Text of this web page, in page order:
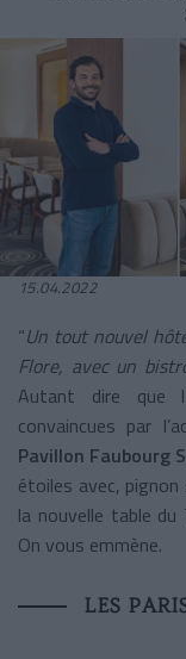
15.04.2022
“Un tout nouvel
Flore, avec un
Autant dire que
convaincues par
Pavillon Faubourg
étoiles avec, pignon
la nouvelle table
On vous emmène.
LES